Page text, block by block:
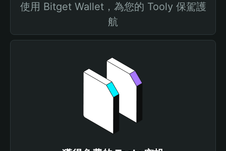
使用 Bitget Wallet，為您的 Tooly 保駕護
航